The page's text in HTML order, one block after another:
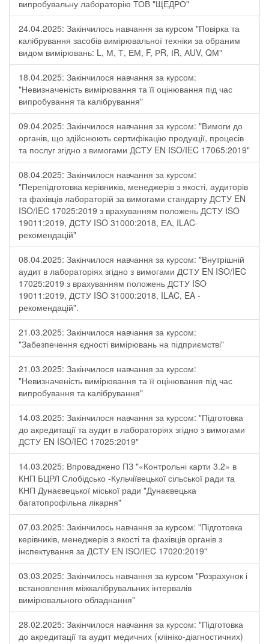
випробувальну лабораторію ТОВ "ЩЕДРО"
24.04.2025: Закінчилось навчання за курсом "Повірка та
калібрування засобів вимірювальної техніки за обраним
видом вимірювань: L, М, Т, ЕМ, F, РR, ІR, АUV, QМ"
18.04.2025: Закінчилося навчання за курсом:
"Невизначеність вимірювання та її оцінювання під час
випробування та калібрування"
09.04.2025: Закінчилося навчання за курсом: "Вимоги до
органів, що здійснюють сертифікацію продукції, процесів
та послуг згідно з вимогами ДСТУ EN ISO/IEC 17065:2019"
08.04.2025: Закінчилося навчання за курсом:
"Перепідготовка керівників, менеджерів з якості, аудиторів
та фахівців лабораторій за вимогами стандарту ДСТУ EN
ISO/IEC 17025:2019 з врахуванням положень ДСТУ ISO
19011:2019, ДСТУ ISO 31000:2018, ЕА, ILAC-
рекомендацій"
08.04.2025: Закінчилося навчання за курсом: "Внутрішній
аудит в лабораторіях згідно з вимогами ДСТУ EN ISO/IEC
17025:2019 з врахуванням положень ДСТУ ISO
19011:2019, ДСТУ ISO 31000:2018, ILAC, EA -
рекомендацій".
21.03.2025: Закінчилося навчання за курсом:
"Забезпечення єдності вимірювань на підприємстві"
21.03.2025: Закінчилося навчання за курсом:
"Невизначеність вимірювання та її оцінювання під час
випробування та калібрування"
14.03.2025: Закінчилося навчання за курсом: "Підготовка
до акредитації та аудит в лабораторіях згідно з вимогами
ДСТУ EN ISO/IEC 17025:2019"
14.03.2025: Впроваджено ПЗ "«Контрольні карти 3.2» в
КНП БЦРЛ Слобідсько -Кульчіївецької сільської ради та
КНП Дунаєвецької міської ради "Дунаєвецька
багатопрофільна лікарня"
07.03.2025: Закінчилось навчання за курсом: "Підготовка
керівників, менеджерів з якості та фахівців органів з
інспектування за ДСТУ EN ISO/IEC 17020:2019"
03.03.2025: Закінчилось навчання за курсом "Розрахунок і
встановлення міжкалібрувальних інтервалів
вимірювального обладнання"
28.02.2025: Закінчилося навчання за курсом: "Підготовка
до акредитації та аудит медичних (клініко-діагностичних)